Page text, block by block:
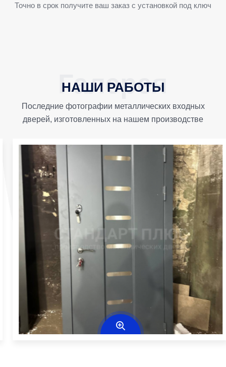
Точно в срок получите ваш заказ с установкой под ключ
НАШИ РАБОТЫ
Последние фотографии металлических входных
дверей, изготовленных на нашем производстве